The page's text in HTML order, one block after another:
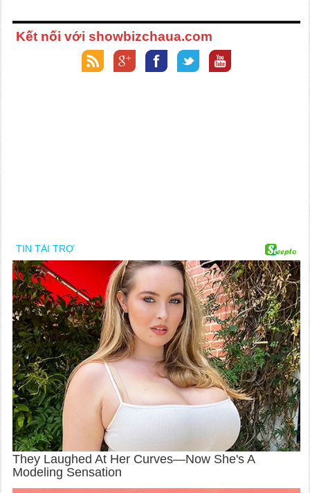
Kết nối với showbizchaua.com